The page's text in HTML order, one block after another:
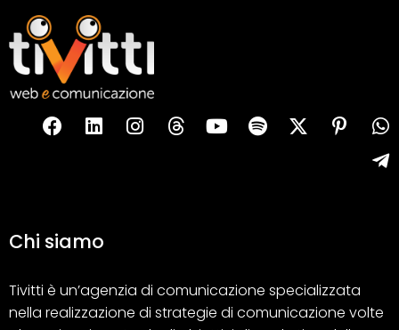
Chi siamo
Tivitti è un’agenzia di comunicazione specializzata
nella realizzazione di strategie di comunicazione volte